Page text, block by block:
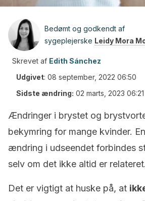
Bedømt og godkendt af
sygeplejerske Leidy Mora
Skrevet af Edith Sánchez
Udgivet: 08 september, 2022 06:50
Sidste ændring: 02 marts, 2023 06:21
Ændringer i brystet og
bekymring for mange kvinder.
ændring i udseendet forbindes
selv om det ikke altid er relateret.
Det er vigtigt at huske på, at